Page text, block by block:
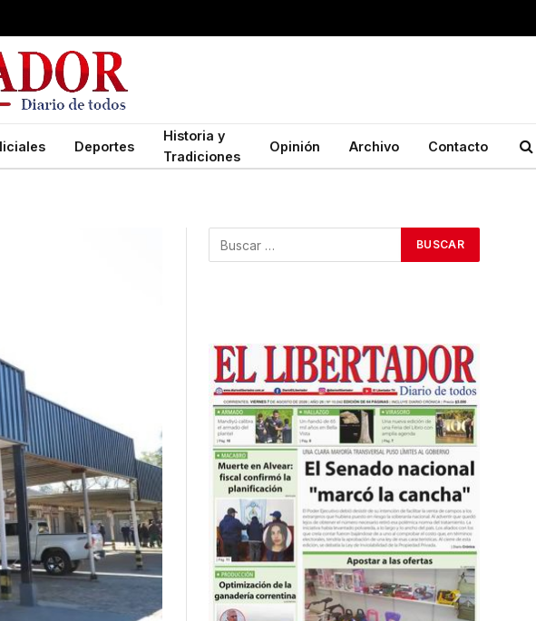
Deportes
Historia y
Tradiciones
Opinión Archivo Contacto